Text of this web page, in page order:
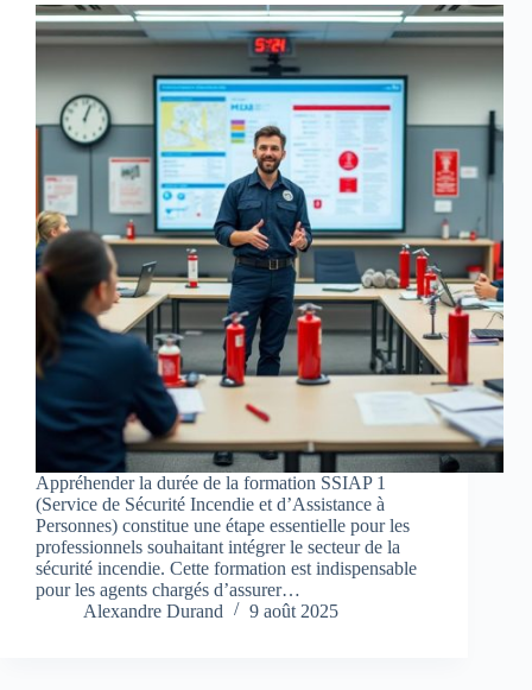
Appréhender la durée de la formation SSIAP 1
(Service de Sécurité Incendie et d’Assistance à
Personnes) constitue une étape essentielle pour les
professionnels souhaitant intégrer le secteur de la
sécurité incendie. Cette formation est indispensable
pour les agents chargés d’assurer…
Alexandre Durand
9 août 2025